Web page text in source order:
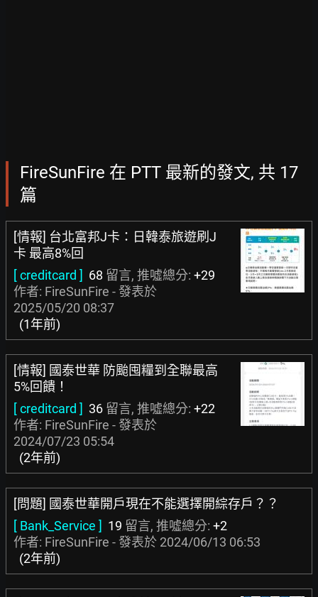
FireSunFire 在 PTT 最新的發文, 共 17
篇
[情報] 台北富邦J卡：日韓泰旅遊刷J
卡 最高8%回
[ creditcard ] 68 留言, 推噓總分: +29
作者: FireSunFire - 發表於
2025/05/20 08:37
(1年前)
[情報] 國泰世華 防颱囤糧到全聯最高
5%回饋！
[ creditcard ] 36 留言, 推噓總分: +22
作者: FireSunFire - 發表於
2024/07/23 05:54
(2年前)
[問題] 國泰世華開戶現在不能選擇開綜存戶？？
[ Bank_Service ] 19 留言, 推噓總分: +2
作者: FireSunFire - 發表於 2024/06/13 06:53
(2年前)